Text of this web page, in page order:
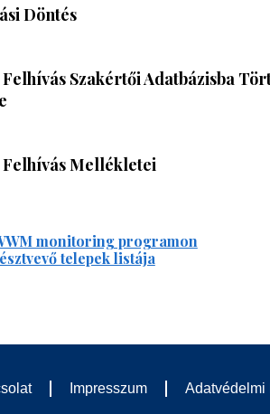
Döntés
Szakértői Adatbázisba
Mellékletei
monitoring programon
telepek listája
Impresszum Adatvédelmi